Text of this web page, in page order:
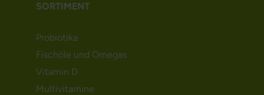
SORTIMENT
Probiotika
Fischöle und Omegas
Vitamin D
Multivitamine